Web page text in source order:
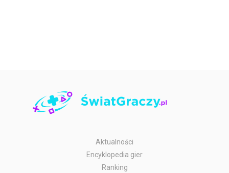
Aktualności
Encyklopedia gier
Ranking